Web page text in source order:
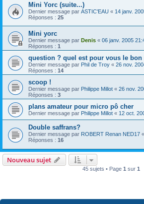
Mini Yorc (suite...)
Dernier message par ASTIC'EAU « 14 janv.
Réponses : 25
Mini yorc
Dernier message par Denis « 06 janv. 2005
Réponses : 1
question ? quel est pour vous le
Dernier message par Phil de Troy « 26 nov.
Réponses : 14
scoop !
Dernier message par Philippe Millot « 26 nov.
Réponses : 3
plans amateur pour micro pô cher
Dernier message par Philippe Millot « 12 oct.
Double saffrans?
Dernier message par ROBERT Renan NED17 «
Réponses : 16
Nouveau sujet
45 sujets • Page 1 sur 1